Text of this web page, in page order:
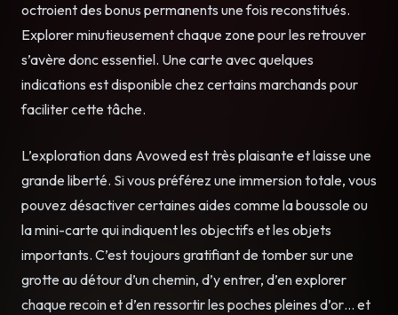
octroient des bonus permanents une fois reconstitués.
Explorer minutieusement chaque zone pour les retrouver
s’avère donc essentiel. Une carte avec quelques
indications est disponible chez certains marchands pour
faciliter cette tâche.
L’exploration dans Avowed est très plaisante et laisse une
grande liberté. Si vous préférez une immersion totale, vous
pouvez désactiver certaines aides comme la boussole ou
la mini-carte qui indiquent les objectifs et les objets
importants. C’est toujours gratifiant de tomber sur une
grotte au détour d’un chemin, d’y entrer, d’en explorer
chaque recoin et d’en ressortir les poches pleines d’or… et